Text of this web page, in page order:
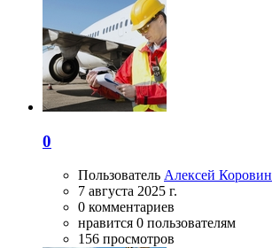
0
Пользователь Алексей Коровин
7 августа 2025 г.
0 комментариев
нравится 0 пользователям
156 просмотров